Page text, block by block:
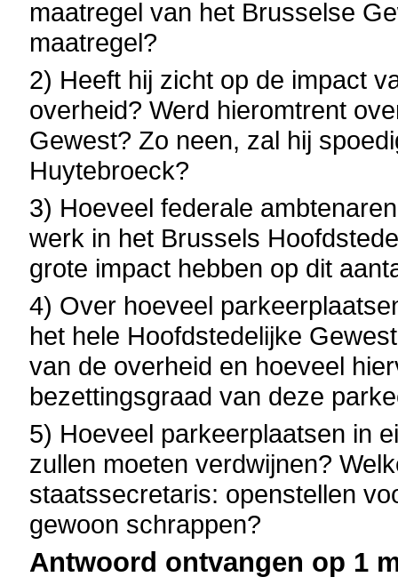
maatregel van het Brusselse
maatregel?
2) Heeft hij zicht op de impact
overheid? Werd hieromtrent
Gewest? Zo neen, zal hij
Huytebroeck?
3) Hoeveel federale
werk in het Brussels
grote impact hebben op dit
4) Over hoeveel
het hele Hoofdstedelijke
van de overheid en hoeveel
bezettingsgraad van deze
5) Hoeveel parkeerplaatsen in
zullen moeten verdwijnen?
staatssecretaris: openstellen
gewoon schrappen?
Antwoord ontvangen op 1